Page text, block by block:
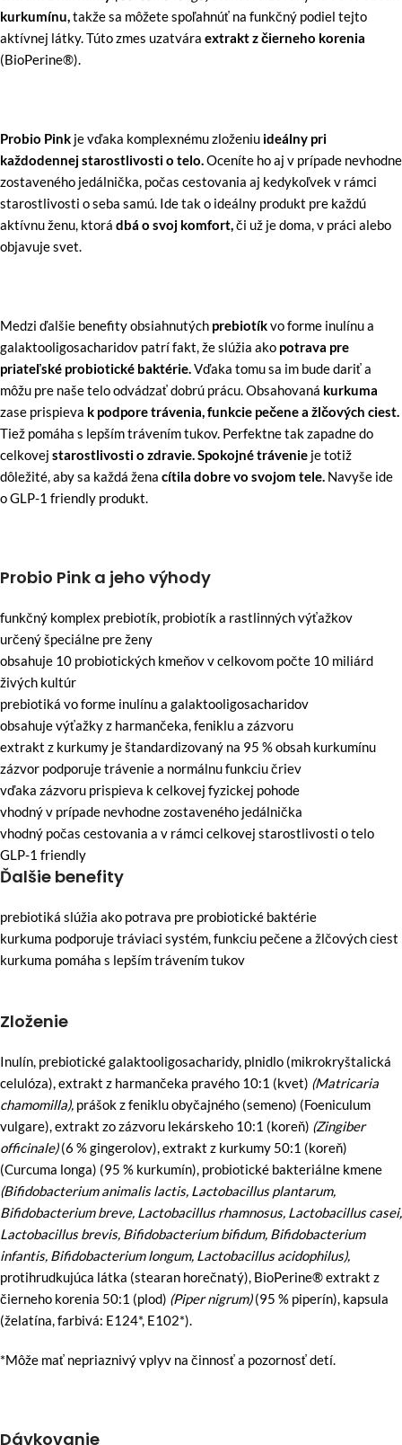
kurkumínu,takže sa môžete spoľahnúť na funkčný podiel tejto
aktívnej látky. Túto zmes uzatvára extrakt z čierneho korenia
(BioPerine®).
Probio Pink je vďaka komplexnému zloženiu ideálny pri
každodennej starostlivosti o telo.Oceníte ho aj v prípade nevhodne
zostaveného jedálnička, počas cestovania aj kedykoľvek v rámci
starostlivosti o seba samú. Ide tak o ideálny produkt pre každú
aktívnu ženu, ktorá dbá o svoj komfort,či už je doma, v práci alebo
objavuje svet.
Medzi ďalšie benefity obsiahnutých prebiotíkvo forme inulínu a
galaktooligosacharidov patrí fakt, že slúžia ako potrava pre
priateľské probiotické baktérie.Vďaka tomu sa im bude dariť a
môžu pre naše telo odvádzať dobrú prácu. Obsahovaná kurkuma
zase prispieva k podpore trávenia, funkcie pečene a žlčových ciest.
Tiež pomáha s lepším trávením tukov. Perfektne tak zapadne do
celkovej starostlivosti o zdravie. Spokojné trávenie je totiž
dôležité, aby sa každá žena cítila dobre vo svojom tele. Navyše ide
o GLP-1 friendly produkt.
Probio Pink a jeho výhody
funkčný komplex prebiotík, probiotík a rastlinných výťažkov
určený špeciálne pre ženy
obsahuje 10 probiotických kmeňov v celkovom počte 10 miliárd
živých kultúr
prebiotiká vo forme inulínu a galaktooligosacharidov
obsahuje výťažky z harmančeka, feniklu a zázvoru
extrakt z kurkumy je štandardizovaný na 95 % obsah kurkumínu
zázvor podporuje trávenie a normálnu funkciu čriev
vďaka zázvoru prispieva k celkovej fyzickej pohode
vhodný v prípade nevhodne zostaveného jedálnička
vhodný počas cestovania a v rámci celkovej starostlivosti o telo
GLP-1 friendly
Ďalšie benefity
prebiotiká slúžia ako potrava pre probiotické baktérie
kurkuma podporuje tráviaci systém, funkciu pečene a žlčových ciest
kurkuma pomáha s lepším trávením tukov
Zloženie
Inulín, prebiotické galaktooligosacharidy, plnidlo (mikrokryštalická
celulóza), extrakt z harmančeka pravého 10:1 (kvet) (Matricaria
chamomilla), prášok z feniklu obyčajného (semeno) (Foeniculum
vulgare), extrakt zo zázvoru lekárskeho 10:1 (koreň) (Zingiber
officinale)(6 % gingerolov), extrakt z kurkumy 50:1 (koreň)
(Curcuma longa) (95 % kurkumín), probiotické bakteriálne kmene
(Bifidobacterium animalis lactis, Lactobacillus plantarum,
Bifidobacterium breve, Lactobacillus rhamnosus, Lactobacillus casei,
Lactobacillus brevis, Bifidobacterium bifidum, Bifidobacterium
infantis, Bifidobacterium longum, Lactobacillus acidophilus),
protihrudkujúca látka (stearan horečnatý), BioPerine® extrakt z
čierneho korenia 50:1 (plod) (Piper nigrum)(95 % piperín), kapsula
(želatína, farbivá: E124*, E102*).
*Môže mať nepriaznivý vplyv na činnosť a pozornosť detí.
Dávkovanie